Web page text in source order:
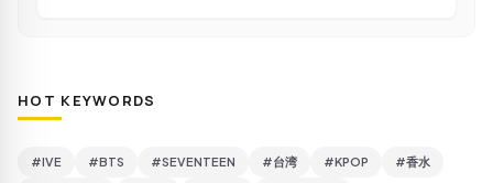
HOT KEYWORDS
#IVE #BTS #SEVENTEEN #台湾 #KPOP #香水